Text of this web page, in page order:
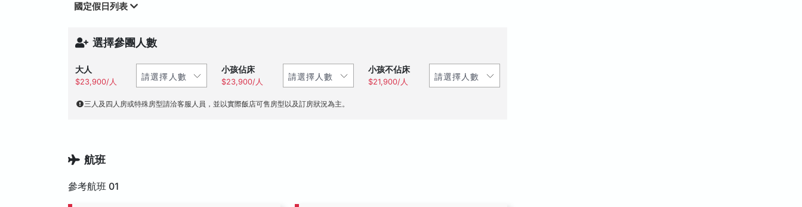
國定假日列表
選擇參團人數
大人
$23,900/人
小孩佔床
$23,900/人
小孩不佔床
$21,900/人
三人及四人房或特殊房型請洽客服人員，並以實際飯店可售房型以及訂房狀況為主。
航班
參考航班 01